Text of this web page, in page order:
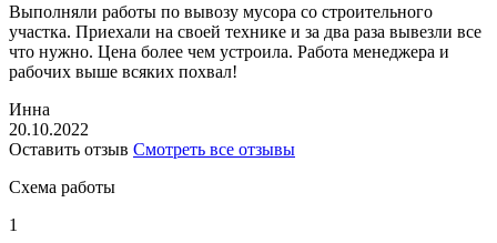
Выполняли работы по вывозу мусора со строительного
участка. Приехали на своей технике и за два раза вывезли все
что нужно. Цена более чем устроила. Работа менеджера и
рабочих выше всяких похвал!
Инна
20.10.2022
Оставить отзыв Смотреть все отзывы
Схема работы
1